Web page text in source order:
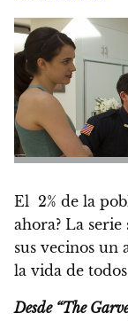
El 2% de la
ahora? La
sus vecinos un
la vida de
Desde “The